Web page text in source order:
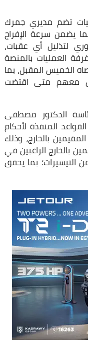
تضم مديري جمرك
يضمن سرعة الإفراج
لتذليل أي عقبات،
العمليات بالمنصة
الخميس المقبل، بما
معهم متى اقتضت
الدكتور مصطفى
المنفذة لأحكام
بالخارج، وذلك
بالخارج الراغبين في
التيسيرات؛ بما يحقق